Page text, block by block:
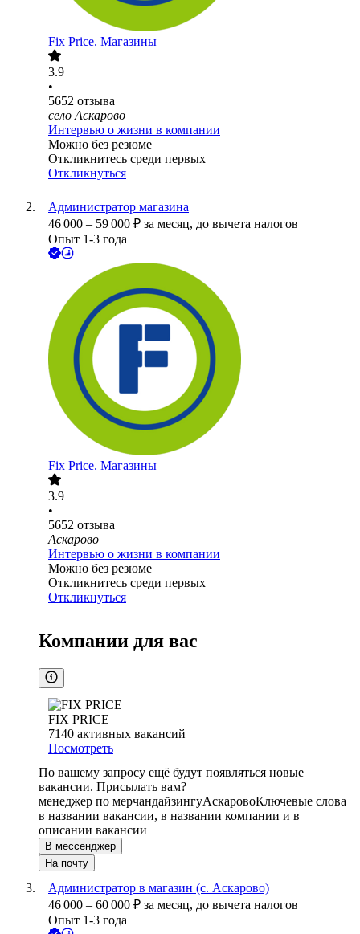
Fix Price. Магазины
3.9
•
5652 отзыва
село Аскарово
Интервью о жизни в компании
Можно без резюме
Откликнитесь среди первых
Откликнуться
Администратор магазина
46 000 – 59 000 ₽ за месяц, до вычета налогов
Опыт 1-3 года
Fix Price. Магазины
3.9
•
5652 отзыва
Аскарово
Интервью о жизни в компании
Можно без резюме
Откликнитесь среди первых
Откликнуться
Компании для вас
FIX PRICE
7140 активных вакансий
Посмотреть
По вашему запросу ещё будут появляться новые
вакансии. Присылать вам?
менеджер по мерчандайзингуАскаровоКлючевые слова
в названии вакансии, в названии компании и в
описании вакансии
В мессенджер
На почту
Администратор в магазин (с. Аскарово)
46 000 – 60 000 ₽ за месяц, до вычета налогов
Опыт 1-3 года